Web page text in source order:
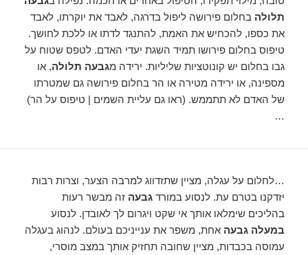
תלולה בחלום פירושה ליפול בדרגה, לאבד את יוקרתו, לאבד
את כספו, להכחיש את האמת, להתנגד לדתו או ללכת לחושך.
טיפוס בחלום פירושו תמיד השגת יעדי האדם. לטפס שטוח על
גבו בחלום יש קונוטציות שליליות. ירידה מגבעה תלולה, או
מספינה, או ירידה מטירה או הר בחלום פירושה גם שמטרתו
של האדם לא תתממש. (ראו גם עליית השמים | טיפוס על הר)
…
…לחלום על עגלה, מציין שתזדווג למרבה הצער, וצרות רבות
יזדקנו בטרם עת. לנסוע במורדגבעה זה מבשר רעות
בהליכים שימלאו אותך אי שקט ויגרום לך לאובדן. לנסוע
במעלה גבעה אחת, משפר את ענייניכם בעולם. לנהוג בעגלה
עמוסה בכבדות, מציין שחובה תחזיק אותך במצב מוסרי,